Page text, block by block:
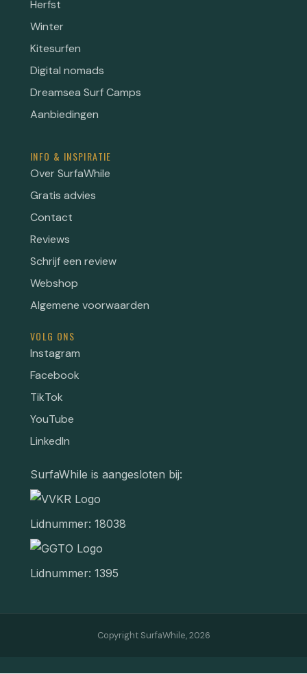
Herfst
Winter
Kitesurfen
Digital nomads
Dreamsea Surf Camps
Aanbiedingen
INFO & INSPIRATIE
Over SurfaWhile
Gratis advies
Contact
Reviews
Schrijf een review
Webshop
Algemene voorwaarden
VOLG ONS
Instagram
Facebook
TikTok
YouTube
LinkedIn
SurfaWhile is aangesloten bij:
Lidnummer: 18038
Lidnummer: 1395
Copyright SurfaWhile,2026